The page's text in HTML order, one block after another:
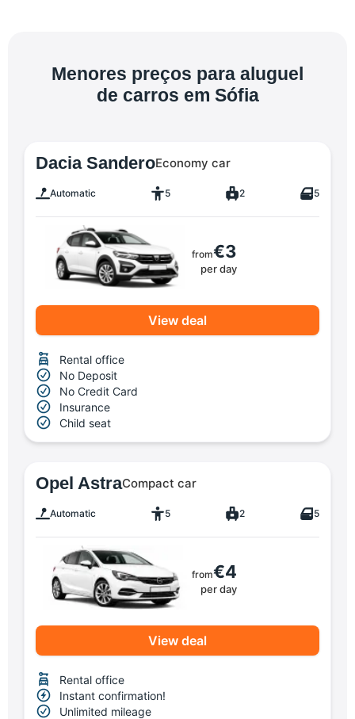
Menores preços para aluguel
de carros em Sófia
Dacia SanderoEconomy car
Automatic 5 2 5
from€3
per day
View deal
Rental office
No Deposit
No Credit Card
Insurance
Child seat
Opel AstraCompact car
Automatic 5 2 5
from€4
per day
View deal
Rental office
Instant confirmation!
Unlimited mileage